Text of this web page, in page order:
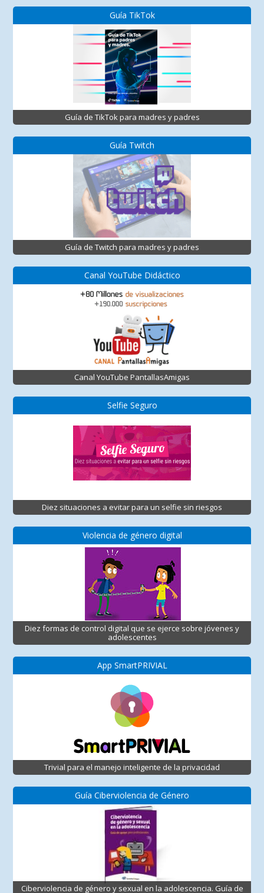
Guía TikTok
Guía de TikTok para madres y padres
Guía Twitch
Guía de Twitch para madres y padres
Canal YouTube Didáctico
Canal YouTube PantallasAmigas
Selfie Seguro
Diez situaciones a evitar para un selfie sin riesgos
Violencia de género digital
Diez formas de control digital que se ejerce sobre jóvenes y
adolescentes
App SmartPRIVIAL
Trivial para el manejo inteligente de la privacidad
Guía Ciberviolencia de Género
Ciberviolencia de género y sexual en la adolescencia. Guía de